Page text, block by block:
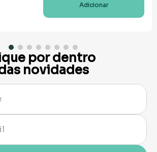
Adicionar
por dentro
novidades